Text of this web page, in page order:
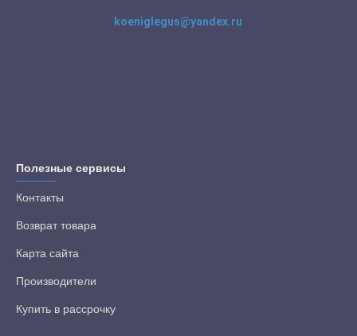
koeniglegus@yandex.ru
Полезные сервисы
Контакты
Возврат товара
Карта сайта
Производители
Купить в рассрочку